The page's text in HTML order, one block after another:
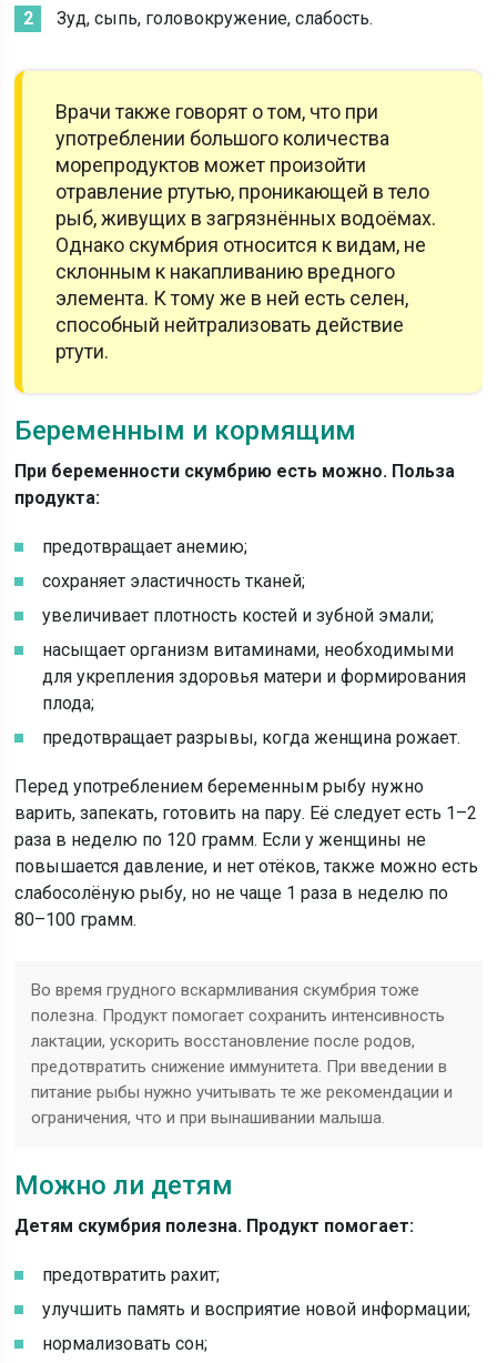
Зуд, сыпь, головокружение, слабость.
Врачи также говорят о том, что при
употреблении большого количества
морепродуктов может произойти
отравление ртутью, проникающей в тело
рыб, живущих в загрязнённых водоёмах.
Однако скумбрия относится к видам, не
склонным к накапливанию вредного
элемента. К тому же в ней есть селен,
способный нейтрализовать действие
ртути.
Беременным и кормящим
При беременности скумбрию есть можно. Польза
продукта:
предотвращает анемию;
сохраняет эластичность тканей;
увеличивает плотность костей и зубной эмали;
насыщает организм витаминами, необходимыми
для укрепления здоровья матери и формирования
плода;
предотвращает разрывы, когда женщина рожает.
Перед употреблением беременным рыбу нужно
варить, запекать, готовить на пару. Её следует есть 1–2
раза в неделю по 120 грамм. Если у женщины не
повышается давление, и нет отёков, также можно есть
слабосолёную рыбу, но не чаще 1 раза в неделю по
80–100 грамм.
Во время грудного вскармливания скумбрия тоже
полезна. Продукт помогает сохранить интенсивность
лактации, ускорить восстановление после родов,
предотвратить снижение иммунитета. При введении в
питание рыбы нужно учитывать те же рекомендации и
ограничения, что и при вынашивании малыша.
Можно ли детям
Детям скумбрия полезна. Продукт помогает:
предотвратить рахит;
улучшить память и восприятие новой информации;
нормализовать сон;